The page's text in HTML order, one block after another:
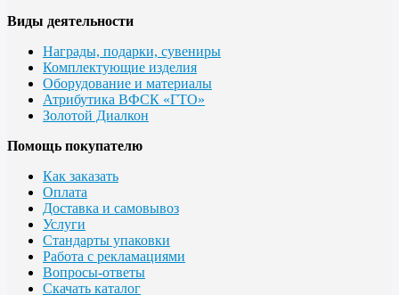
Виды деятельности
Награды, подарки, сувениры
Комплектующие изделия
Оборудование и материалы
Атрибутика ВФСК «ГТО»
Золотой Диалкон
Помощь покупателю
Как заказать
Оплата
Доставка и самовывоз
Услуги
Стандарты упаковки
Работа с рекламациями
Вопросы-ответы
Скачать каталог